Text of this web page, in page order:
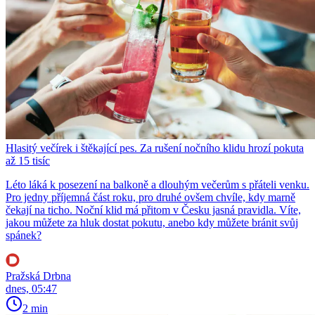
Hlasitý večírek i štěkající pes. Za rušení nočního klidu hrozí pokuta
až 15 tisíc
Léto láká k posezení na balkoně a dlouhým večerům s přáteli venku.
Pro jedny příjemná část roku, pro druhé ovšem chvíle, kdy marně
čekají na ticho. Noční klid má přitom v Česku jasná pravidla. Víte,
jakou můžete za hluk dostat pokutu, anebo kdy můžete bránit svůj
spánek?
Pražská Drbna
dnes, 05:47
2 min